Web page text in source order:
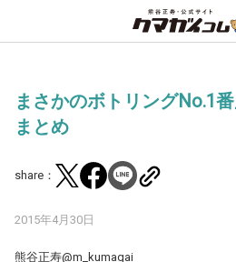
まさかのボトリングNo.1
まとめ
share：
2015年4月30日
熊谷正寿@m_kumagai